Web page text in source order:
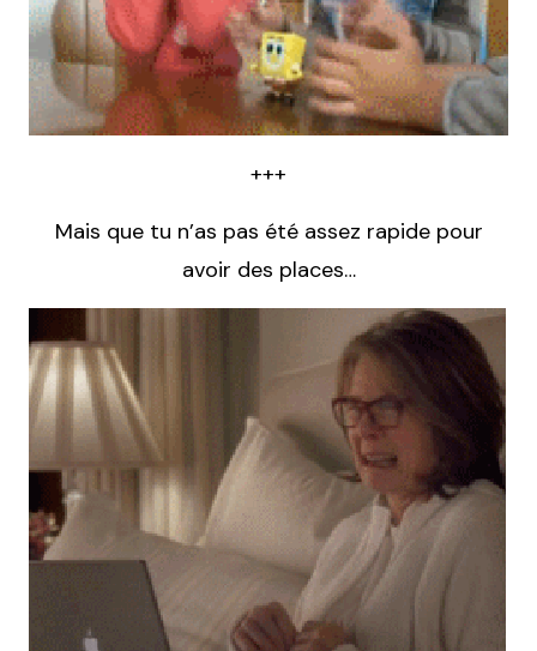
+++
Mais que tu n’as pas été assez rapide pour
avoir des places…